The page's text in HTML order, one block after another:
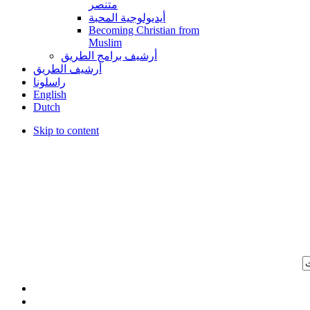
متنصر
أيديولوجية المحبة
Becoming Christian from
Muslim
أرشيف برامج الطريق
أرشيف الطريق
راسلونا
English
Dutch
Skip to content